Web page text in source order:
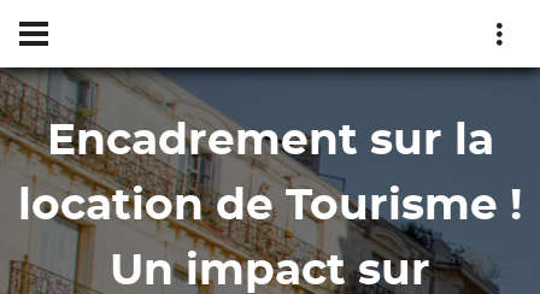
Encadrement sur la
location de Tourisme !
Un impact sur